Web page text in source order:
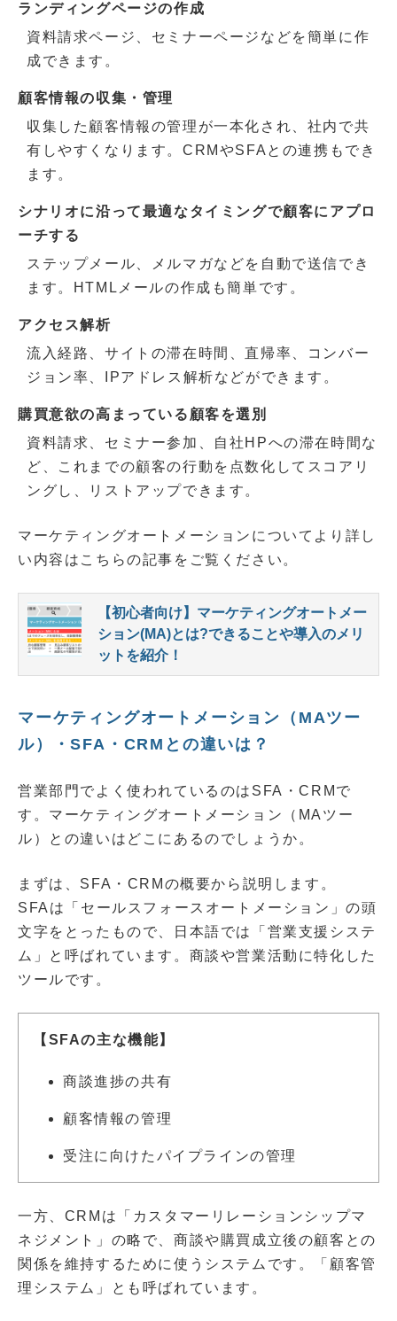
ランディングページの作成
資料請求ページ、セミナーページなどを簡単に作
成できます。
顧客情報の収集・管理
収集した顧客情報の管理が一本化され、社内で共
有しやすくなります。CRMやSFAとの連携もでき
ます。
シナリオに沿って最適なタイミングで顧客にアプロ
ーチする
ステップメール、メルマガなどを自動で送信でき
ます。HTMLメールの作成も簡単です。
アクセス解析
流入経路、サイトの滞在時間、直帰率、コンバー
ジョン率、IPアドレス解析などができます。
購買意欲の高まっている顧客を選別
資料請求、セミナー参加、自社HPへの滞在時間な
ど、これまでの顧客の行動を点数化してスコアリ
ングし、リストアップできます。
マーケティングオートメーションについてより詳し
い内容はこちらの記事をご覧ください。
【初心者向け】マーケティングオートメー
ション(MA)とは?できることや導入のメリ
ットを紹介！
マーケティングオートメーション（MAツー
ル）・SFA・CRMとの違いは？
営業部門でよく使われているのはSFA・CRMで
す。マーケティングオートメーション（MAツー
ル）との違いはどこにあるのでしょうか。
まずは、SFA・CRMの概要から説明します。
SFAは「セールスフォースオートメーション」の頭
文字をとったもので、日本語では「営業支援システ
ム」と呼ばれています。商談や営業活動に特化した
ツールです。
【SFAの主な機能】
商談進捗の共有
顧客情報の管理
受注に向けたパイプラインの管理
一方、CRMは「カスタマーリレーションシップマ
ネジメント」の略で、商談や購買成立後の顧客との
関係を維持するために使うシステムです。「顧客管
理システム」とも呼ばれています。